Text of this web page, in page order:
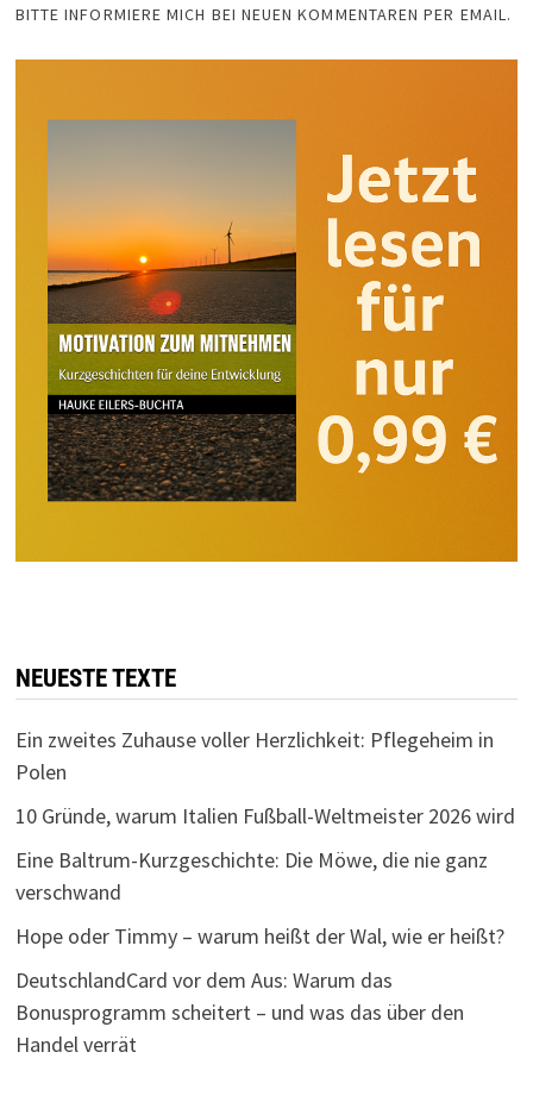
BITTE INFORMIERE MICH BEI NEUEN KOMMENTAREN PER EMAIL.
NEUESTE TEXTE
Ein zweites Zuhause voller Herzlichkeit: Pflegeheim in
Polen
10 Gründe, warum Italien Fußball-Weltmeister 2026 wird
Eine Baltrum-Kurzgeschichte: Die Möwe, die nie ganz
verschwand
Hope oder Timmy – warum heißt der Wal, wie er heißt?
DeutschlandCard vor dem Aus: Warum das
Bonusprogramm scheitert – und was das über den
Handel verrät